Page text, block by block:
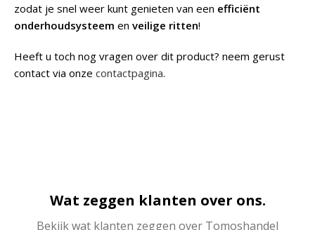
zodat je snel weer kunt genieten van een efficiënt
onderhoudsysteem en veilige ritten!
Heeft u toch nog vragen over dit product? neem gerust
contact via onze contactpagina.
Wat zeggen klanten over ons.
Bekijk wat klanten zeggen over Tomoshandel